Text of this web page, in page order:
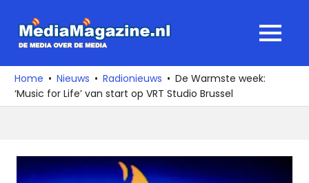
naar
media
over
de
MENU
Home Nieuws Radionieuws
De Warmste week:
‘Music for Life’ van start op VRT Studio Brussel